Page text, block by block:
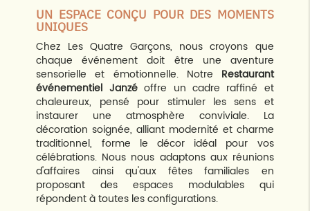
UN ESPACE CONÇU POUR DES MOMENTS
UNIQUES
Chez Les Quatre Garçons, nous croyons que
chaque événement doit être une aventure
sensorielle et émotionnelle. Notre Restaurant
événementiel Janzéoffre un cadre raffiné et
chaleureux, pensé pour stimuler les sens et
instaurer une atmosphère conviviale. La
décoration soignée, alliant modernité et charme
traditionnel, forme le décor idéal pour vos
célébrations. Nous nous adaptons aux réunions
d'affaires ainsi qu'aux fêtes familiales en
proposant des espaces modulables qui
répondent à toutes les configurations.